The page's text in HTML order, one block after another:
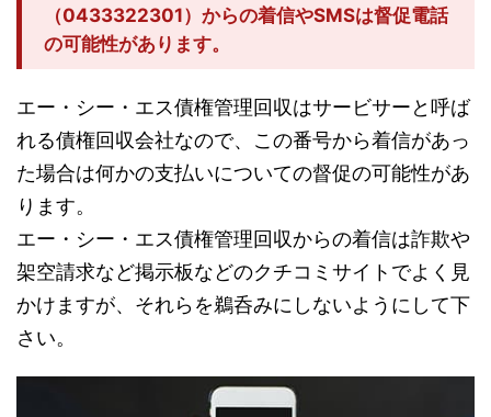
（0433322301）からの着信やSMSは督促電話
の可能性があります。
エー・シー・エス債権管理回収はサービサーと呼ば
れる債権回収会社なので、この番号から着信があっ
た場合は何かの支払いについての督促の可能性があ
ります。
エー・シー・エス債権管理回収からの着信は詐欺や
架空請求など掲示板などのクチコミサイトでよく見
かけますが、それらを鵜呑みにしないようにして下
さい。